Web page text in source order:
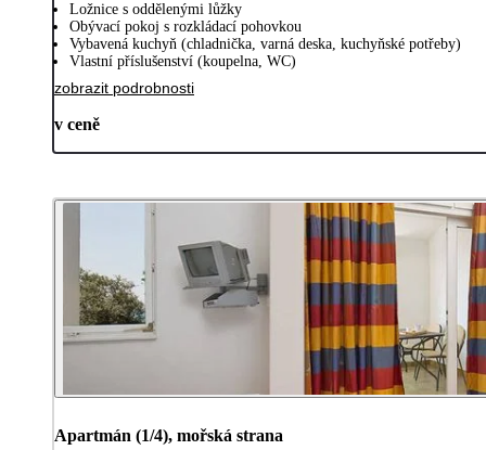
Ložnice s oddělenými lůžky
Obývací pokoj s rozkládací pohovkou
Vybavená kuchyň (chladnička, varná deska, kuchyňské potřeby)
Vlastní příslušenství (koupelna, WC)
zobrazit podrobnosti
v ceně
Apartmán (1/4), mořská strana